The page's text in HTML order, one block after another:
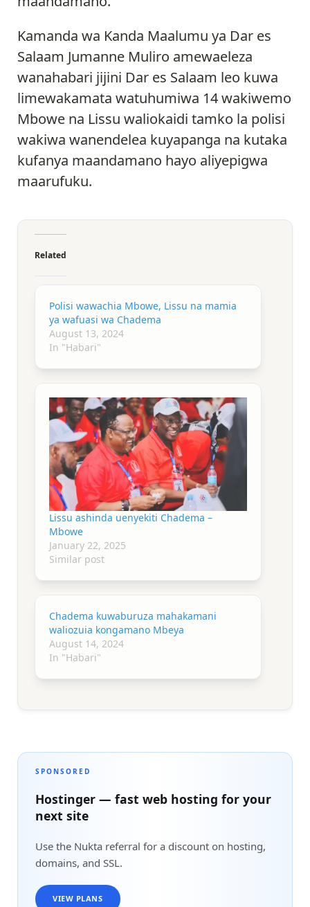
Kamanda wa Kanda Maalumu ya Dar es
Salaam Jumanne Muliro amewaeleza
wanahabari jijini Dar es Salaam leo kuwa
limewakamata watuhumiwa 14 wakiwemo
Mbowe na Lissu waliokaidi tamko la polisi
wakiwa wanendelea kuyapanga na kutaka
kufanya maandamano hayo aliyepigwa
maarufuku.
Related
Polisi wawachia Mbowe, Lissu na mamia
ya wafuasi wa Chadema
August 13, 2024
In "Habari"
Lissu ashinda uenyekiti Chadema –
Mbowe
January 22, 2025
Similar post
Chadema kuwaburuza mahakamani
waliozuia kongamano Mbeya
August 14, 2024
In "Habari"
SPONSORED
Hostinger — fast web hosting for your
next site
Use the Nukta referral for a discount on hosting,
domains, and SSL.
VIEW PLANS